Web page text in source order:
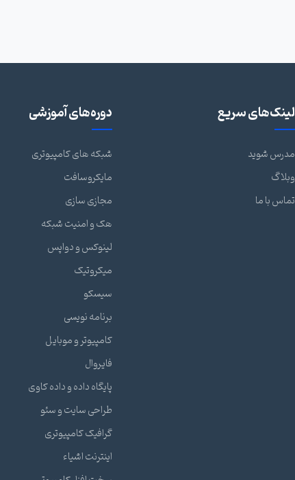
لینک‌های سریع
مدرس شوید
وبلاگ
تماس با ما
دوره‌های آموزشی
شبکه های کامپیوتری
مایکروسافت
مجازی سازی
هک و امنیت شبکه
لینوکس و دواپس
میکروتیک
سیسکو
برنامه نویسی
کامپیوتر و موبایل
فایروال
پایگاه داده و داده کاوی
طراحی سایت و سئو
گرافیک کامپیوتری
اینترنت اشیاء